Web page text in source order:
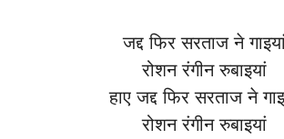
जद्द फिर सरताज ने
रोशन रंगीन रुबाइयां
हाए जद्द फिर सरताज ने
रोशन रंगीन रुबाइयां